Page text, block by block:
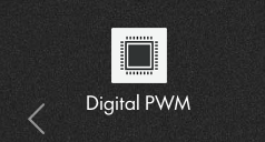
Digital PWM
Thunderbolt 4
7W/mK MOSFET Thermal
Pads